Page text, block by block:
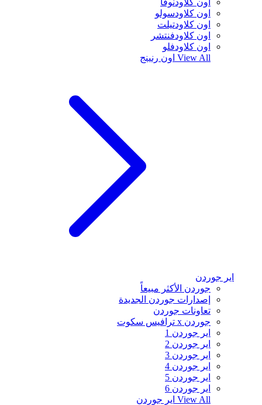
اون كلاودسولو
اون كلاودتيلت
اون كلاودفنتشر
اون كلاودفلو
View All اون رنينج
اير جوردن
جوردن الأكثر مبيعاً
إصدارات جوردن الجديدة
تعاونات جوردن
جوردن x ترافيس سكوت
اير جوردن 1
اير جوردن 2
اير جوردن 3
اير جوردن 4
اير جوردن 5
اير جوردن 6
View All اير جوردن